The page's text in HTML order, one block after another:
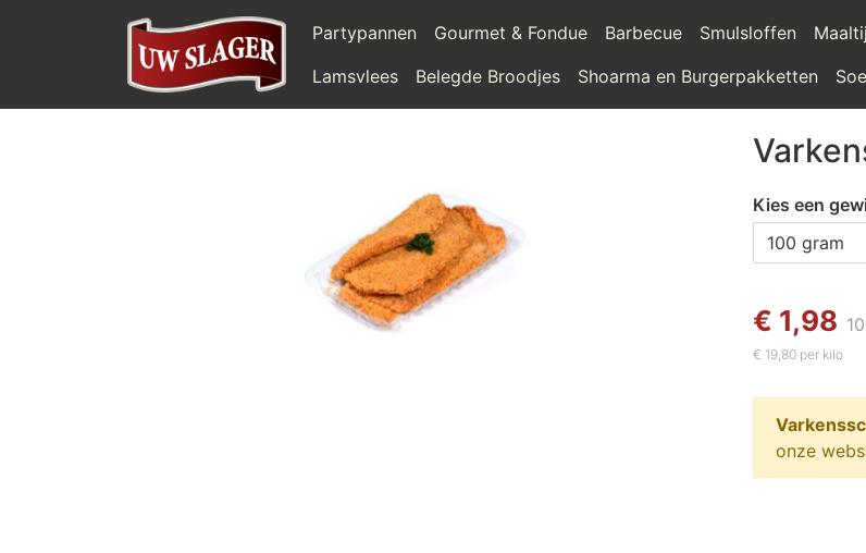
Partypannen Gourmet & Fondue Barbecue Smulsloffen
Lamsvlees
Belegde Broodjes Shoarma en Burgerpakketten
Kies
€ 1,98
€ 19,80 per kilo
onze